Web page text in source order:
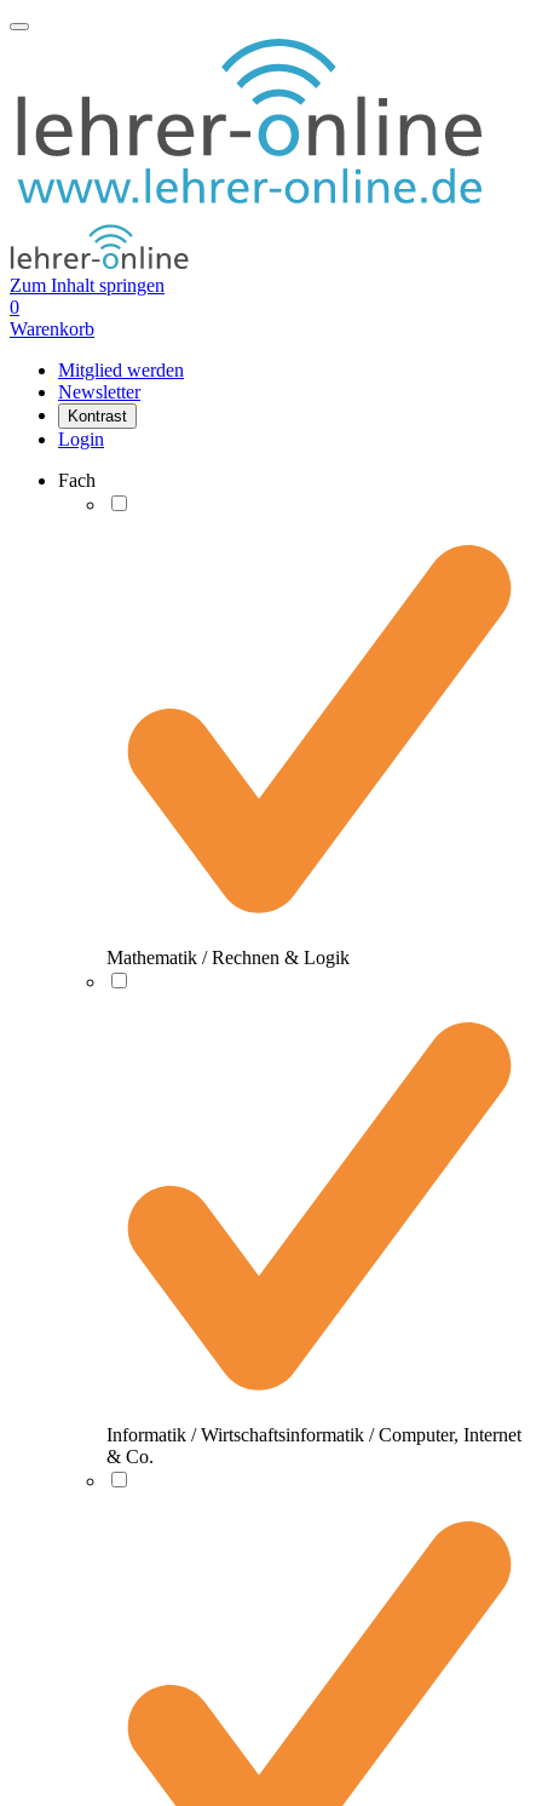
Zum Inhalt springen
0
Warenkorb
Mitglied werden
Newsletter
Kontrast
Login
Fach
Mathematik / Rechnen & Logik
Informatik / Wirtschaftsinformatik / Computer, Internet
& Co.